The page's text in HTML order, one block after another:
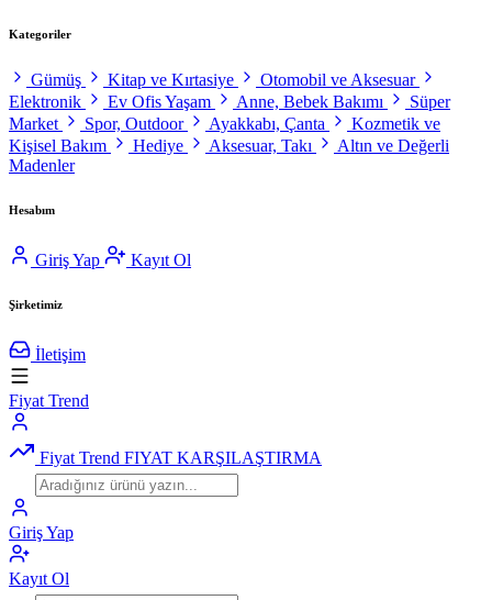
Kategoriler
Gümüş Kitap ve Kırtasiye
Otomobil ve Aksesuar
Elektronik
Ev Ofis Yaşam Anne, Bebek Bakımı
Süper
Market
Spor, Outdoor Ayakkabı, Çanta
Kozmetik ve
Kişisel Bakım
Hediye Aksesuar, Takı
Altın ve Değerli
Madenler
Hesabım
Giriş Yap Kayıt Ol
Şirketimiz
İletişim
Fiyat Trend
Fiyat Trend FIYAT KARŞILAŞTIRMA
Giriş Yap
Kayıt Ol